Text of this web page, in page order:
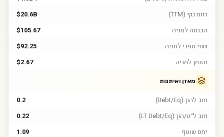
רווח נקי (TTM)
$20.6B
הכנסה למניה
$105.67
שווי ספרי למניה
$92.25
מזומן למניה
$2.67
מאזן ואיתנות
חוב להון (Debt/Eq)
0.2
חוב ל״ט/הון (LT Debt/Eq)
0.22
יחס שוטף
1.09